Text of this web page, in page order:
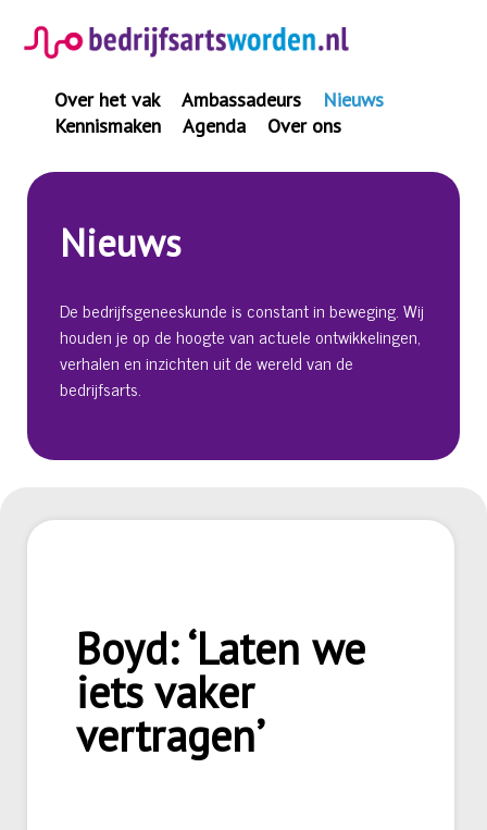
naar
inhoud
Over het vak Ambassadeurs
Nieuws
Kennismaken
Agenda Over ons
Nieuws
De bedrijfsgeneeskunde is constant in beweging. Wij
houden je op de hoogte van actuele ontwikkelingen,
verhalen en inzichten uit de wereld van de
bedrijfsarts.
Boyd: ‘Laten we
iets vaker
vertragen’